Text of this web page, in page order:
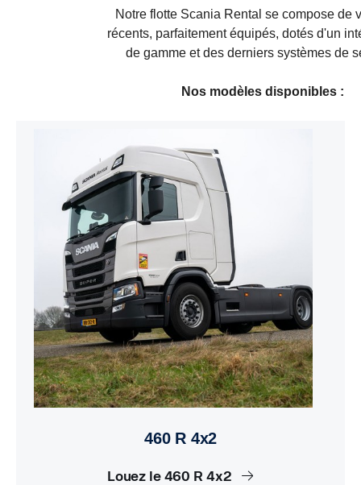
Notre flotte Scania Rental se compose de
récents, parfaitement équipés, dotés d'un
de gamme et des derniers systèmes de
Nos modèles disponibles :
460 R 4x2
Louez le 460 R 4x2